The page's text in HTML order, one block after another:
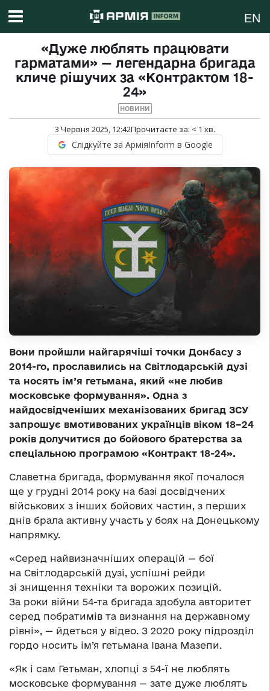
EN
«Дуже люблять працювати
гарматами» — легендарна бригада
кличе рішучих за «Контрактом 18-
24»
НОВИНИ
3 Червня 2025, 12:42Прочитаєте за: < 1 хв.
Слідкуйте за АрміяInform в Google
Вони пройшли найгарячіші точки Донбасу з
2014-го, прославились на Світлодарській дузі
та носять ім’я гетьмана, який «не любив
московське формування». Одна з
найдосвідченіших механізованих бригад ЗСУ
запрошує вмотивованих українців віком 18–24
років долучитися до бойового братерства за
спеціальною програмою «Контракт 18-24».
Славетна бригада, формування якої почалося
ще у грудні 2014 року на базі досвідчених
військових з інших бойових частин, з перших
днів брала активну участь у боях на Донецькому
напрямку.
«Серед найвизначніших операцій — бої
на Світлодарській дузі, успішні рейди
зі знищення техніки та ворожих позицій.
За роки війни 54-та бригада здобула авторитет
серед побратимів та визнання на державному
рівні», — йдеться у відео. З 2020 року підрозділ
гордо носить ім’я гетьмана Івана Мазепи.
«Як і сам Гетьман, хлопці з 54-ї не люблять
московське формування — зате дуже люблять